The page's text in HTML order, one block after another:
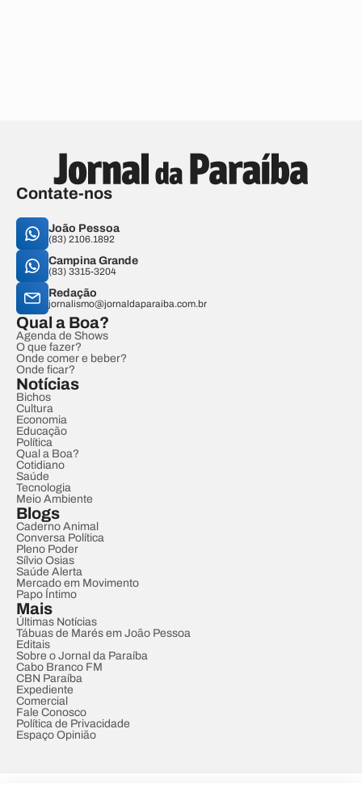
Contate-nos
João Pessoa
(83) 2106.1892
Campina Grande
(83) 3315-3204
Redação
jornalismo@jornaldaparaiba.com.br
Qual a Boa?
Agenda de Shows
O que fazer?
Onde comer e beber?
Onde ficar?
Notícias
Bichos
Cultura
Economia
Educação
Política
Qual a Boa?
Cotidiano
Saúde
Tecnologia
Meio Ambiente
Blogs
Caderno Animal
Conversa Política
Pleno Poder
Sílvio Osias
Saúde Alerta
Mercado em Movimento
Papo Íntimo
Mais
Últimas Notícias
Tábuas de Marés em João Pessoa
Editais
Sobre o Jornal da Paraíba
Cabo Branco FM
CBN Paraíba
Expediente
Comercial
Fale Conosco
Política de Privacidade
Espaço Opinião